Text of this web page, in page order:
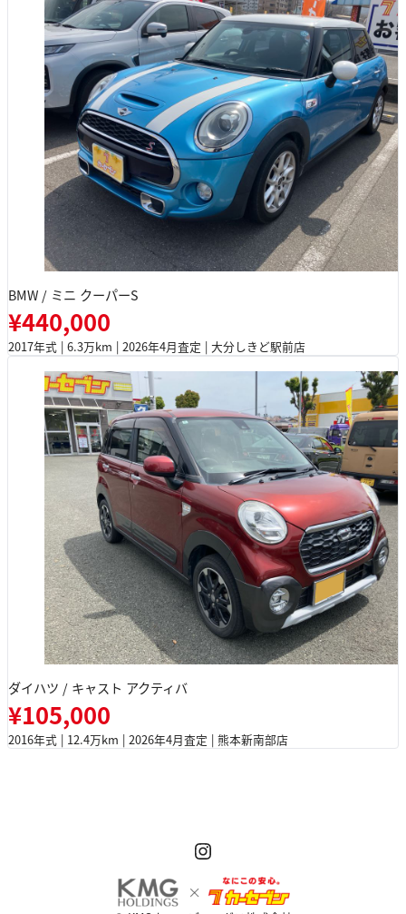
BMW / ミニ クーパーS
¥440,000
2017年式 | 6.3万km | 2026年4月査定 | 大分しきど駅前店
ダイハツ / キャスト アクティバ
¥105,000
2016年式 | 12.4万km | 2026年4月査定 | 熊本新南部店
Instagram